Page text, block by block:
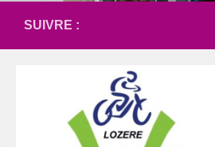
SUIVRE :